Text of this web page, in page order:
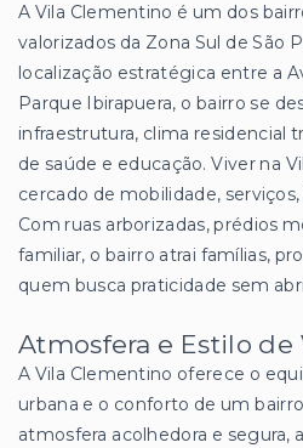
A Vila Clementino é um dos
valorizados da Zona Sul de São
localização estratégica entre a
Parque Ibirapuera, o bairro se
infraestrutura, clima residencial
de saúde e educação. Viver na
cercado de mobilidade,
Com ruas arborizadas, prédios
familiar, o bairro atrai famílias,
quem busca praticidade sem
Atmosfera e Estilo de
A Vila Clementino oferece o
urbana e o conforto de um
atmosfera acolhedora e segura,